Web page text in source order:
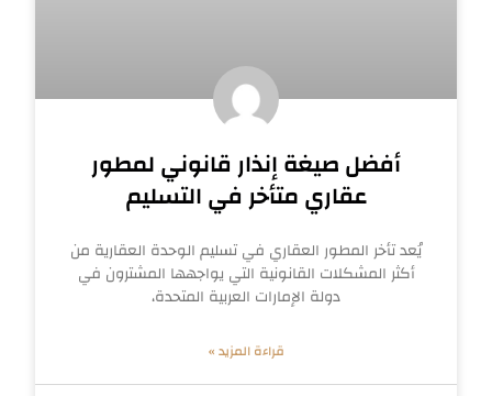
أفضل صيغة إنذار قانوني لمطور
عقاري متأخر في التسليم
يُعد تأخر المطور العقاري في تسليم الوحدة العقارية من
أكثر المشكلات القانونية التي يواجهها المشترون في
دولة الإمارات العربية المتحدة،
قراءة المزيد »